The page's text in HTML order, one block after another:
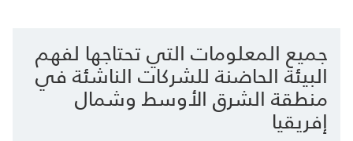
جميع المعلومات التي تحتاجها لفهم
البيئة الحاضنة للشركات الناشئة في
منطقة الشرق الأوسط وشمال
إفريقيا